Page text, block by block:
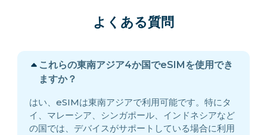
よくある質問
これらの東南アジア4か国でeSIMを使用でき
ますか？
はい、eSIMは東南アジアで利用可能です。特にタ
イ、マレーシア、シンガポール、インドネシアなど
の国では、デバイスがサポートしている場合に利用